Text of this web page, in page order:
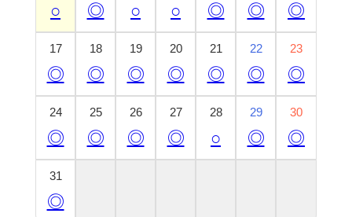
○ ◎ ○ ○ ◎ ◎ ◎
17
◎
18
◎
19
◎
20
◎
21
◎
22
◎
23
◎
24
◎
25
◎
26
◎
27
◎
28
○
29
◎
30
◎
31
◎